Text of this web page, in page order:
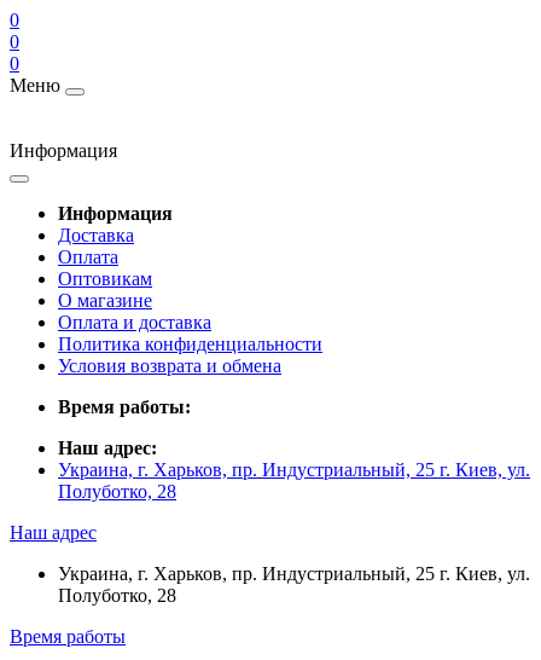
0
0
0
Меню
Информация
Информация
Доставка
Оплата
Оптовикам
О магазине
Оплата и доставка
Политика конфиденциальности
Условия возврата и обмена
Время работы:
Наш адрес:
Украина, г. Харьков, пр. Индустриальный, 25 г. Киев, ул.
Полуботко, 28
Наш адрес
Украина, г. Харьков, пр. Индустриальный, 25 г. Киев, ул.
Полуботко, 28
Время работы